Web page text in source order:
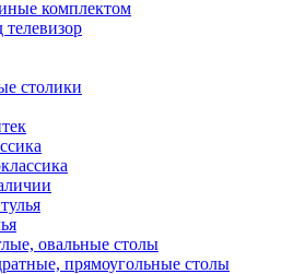
комплектом
столики
овальные столы
прямоугольные столы